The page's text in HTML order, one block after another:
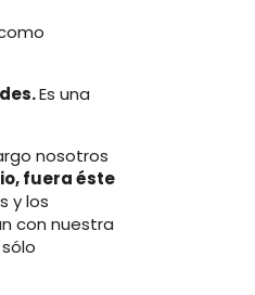
Es una
nosotros
fuera éste
y los
con nuestra
sólo